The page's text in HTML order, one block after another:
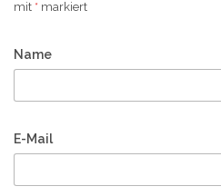
mit * markiert
Name
E-Mail